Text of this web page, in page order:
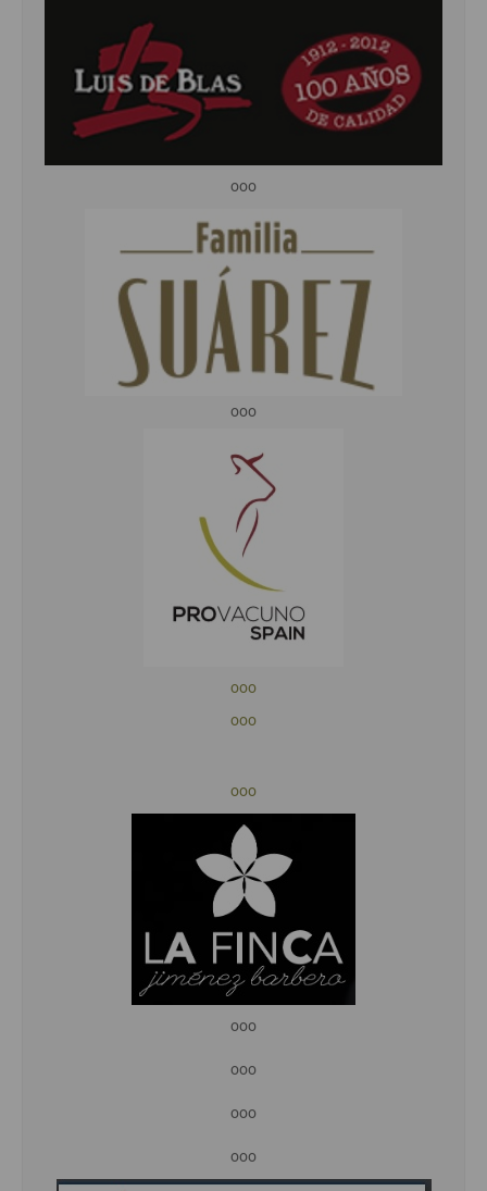
ooo
ooo
ooo
ooo
ooo
ooo
ooo
ooo
ooo